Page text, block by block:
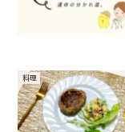
料理